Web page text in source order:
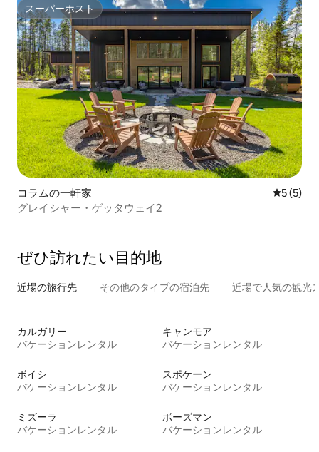
スーパーホスト
スーパーホスト
コラムの一軒家 レビュー
5 (5)
グレイシャー・ゲッタウェイ2
ぜひ訪⁠れ⁠た⁠い目⁠的⁠地
近場の旅行先 その他のタ⁠イ⁠プ⁠の宿⁠泊⁠先 近場で人気の観光
カルガリー
バケーションレンタル
キャンモア
バケーションレンタル
ボイシ
バケーションレンタル
スポケーン
バケーションレンタル
ミズーラ
バケーションレンタル
ボーズマン
バケーションレンタル